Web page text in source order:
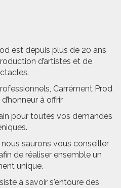
est depuis plus de 20 ans
d’artistes et de
Carrément Prod
à offrir
pour toutes vos demandes
saurons vous conseiller
de réaliser ensemble un
unique.
à savoir s'entoure des